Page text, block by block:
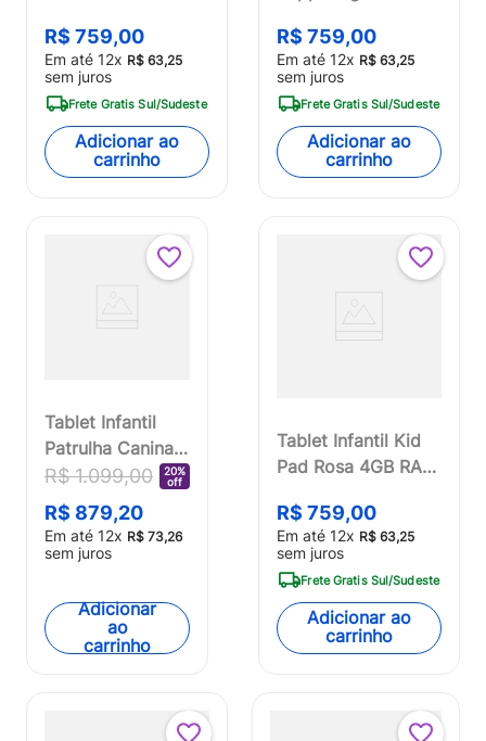
4GB RAM + 64GB +
Tela 7 pol + Case +
Wi-fi + Android 13
Quad Core - NB412
R$ 759,00
Em até 12x R$ 63,25
sem juros
Frete Gratis Sul/Sudeste
Adicionar ao
carrinho
4GB RAM + 64GB +
Tela 7 pol + Case +
Wi-fi + Android 13
+ Quad Core Multi
- NB420
R$ 759,00
Em até 12x R$ 63,25
sem juros
Frete Gratis Sul/Sudeste
Adicionar ao
carrinho
Tablet Infantil
Patrulha Canina
Wi-fi 6GB RAM
64GB Tela 8 Pol.
Android 13 Octa-
core Multi -
[Reembalado]
R$ 1.099,00
20%
off
R$ 879,20
Em até 12x R$ 73,26
sem juros
Adicionar
ao
carrinho
Tablet Infantil Kid
Pad Rosa 4GB RAM
pol + Wi-fi +
Android 13 Quad
Core Multi - NB411
R$ 759,00
Em até 12x R$ 63,25
sem juros
Frete Gratis Sul/Sudeste
Adicionar ao
carrinho